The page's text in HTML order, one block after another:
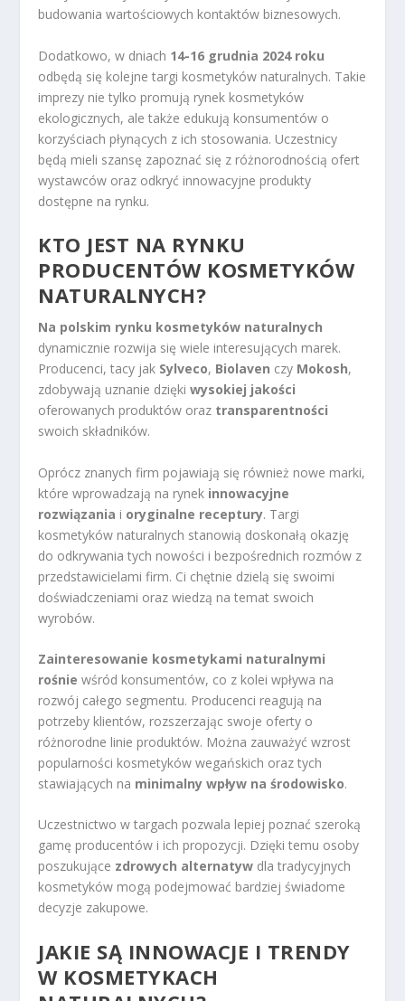
budowania wartościowych kontaktów biznesowych.
Dodatkowo, w dniach 14-16 grudnia 2024 roku
odbędą się kolejne targi kosmetyków naturalnych. Takie
imprezy nie tylko promują rynek kosmetyków
ekologicznych, ale także edukują konsumentów o
korzyściach płynących z ich stosowania. Uczestnicy
będą mieli szansę zapoznać się z różnorodnością ofert
wystawców oraz odkryć innowacyjne produkty
dostępne na rynku.
KTO JEST NA RYNKU
PRODUCENTÓW KOSMETYKÓW
NATURALNYCH?
Na polskim rynku kosmetyków naturalnych
dynamicznie rozwija się wiele interesujących marek.
Producenci, tacy jak Sylveco, Biolaven czy Mokosh,
zdobywają uznanie dziękiwysokiej jakości
oferowanych produktów oraz transparentności
swoich składników.
Oprócz znanych firm pojawiają się również nowe marki,
które wprowadzają na rynek innowacyjne
rozwiązania i oryginalne receptury. Targi
kosmetyków naturalnych stanowią doskonałą okazję
do odkrywania tych nowości i bezpośrednich rozmów z
przedstawicielami firm. Ci chętnie dzielą się swoimi
doświadczeniami oraz wiedzą na temat swoich
wyrobów.
Zainteresowanie kosmetykami naturalnymi
rośnie wśród konsumentów, co z kolei wpływa na
rozwój całego segmentu. Producenci reagują na
potrzeby klientów, rozszerzając swoje oferty o
różnorodne linie produktów. Można zauważyć wzrost
popularności kosmetyków wegańskich oraz tych
stawiających na minimalny wpływ na środowisko.
Uczestnictwo w targach pozwala lepiej poznać szeroką
gamę producentów i ich propozycji. Dzięki temu osoby
poszukujące zdrowych alternatyw dla tradycyjnych
kosmetyków mogą podejmować bardziej świadome
decyzje zakupowe.
JAKIE SĄ INNOWACJE I TRENDY
W KOSMETYKACH